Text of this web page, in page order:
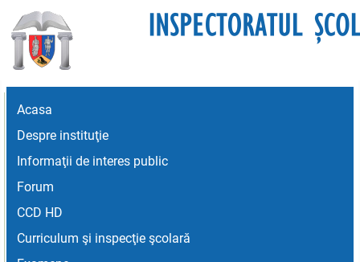
Acasa
Despre instituţie
Informaţii de interes public
Forum
CCD HD
Curriculum şi inspecţie şcolară